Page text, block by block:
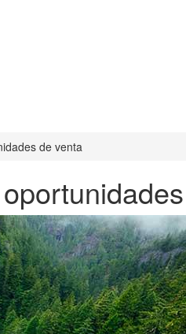
de venta